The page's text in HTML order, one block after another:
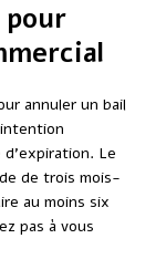
pour
annuler un bail
Le
de trois mois-
au moins six
pas à vous